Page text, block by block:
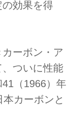
効果を得
ーボン・ア
ついに性能
（1966）年
カーボンと